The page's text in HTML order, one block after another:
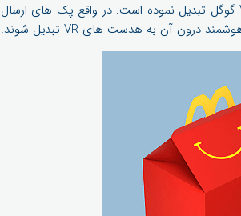
اخیرا فست فود مک دونالد جعبه های ارسال Happy Meal خود را به عینک های VR گوگل تبدیل نموده است. در واقع پک های ارسال